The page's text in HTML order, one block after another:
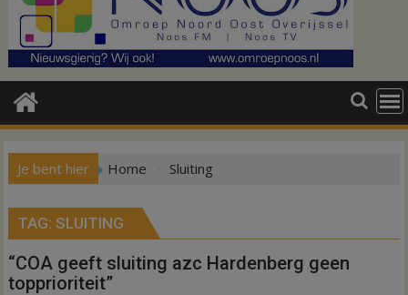
Je bent hier Home Sluiting
TAG:SLUITING
“COA geeft sluiting azc Hardenberg geen
topprioriteit”